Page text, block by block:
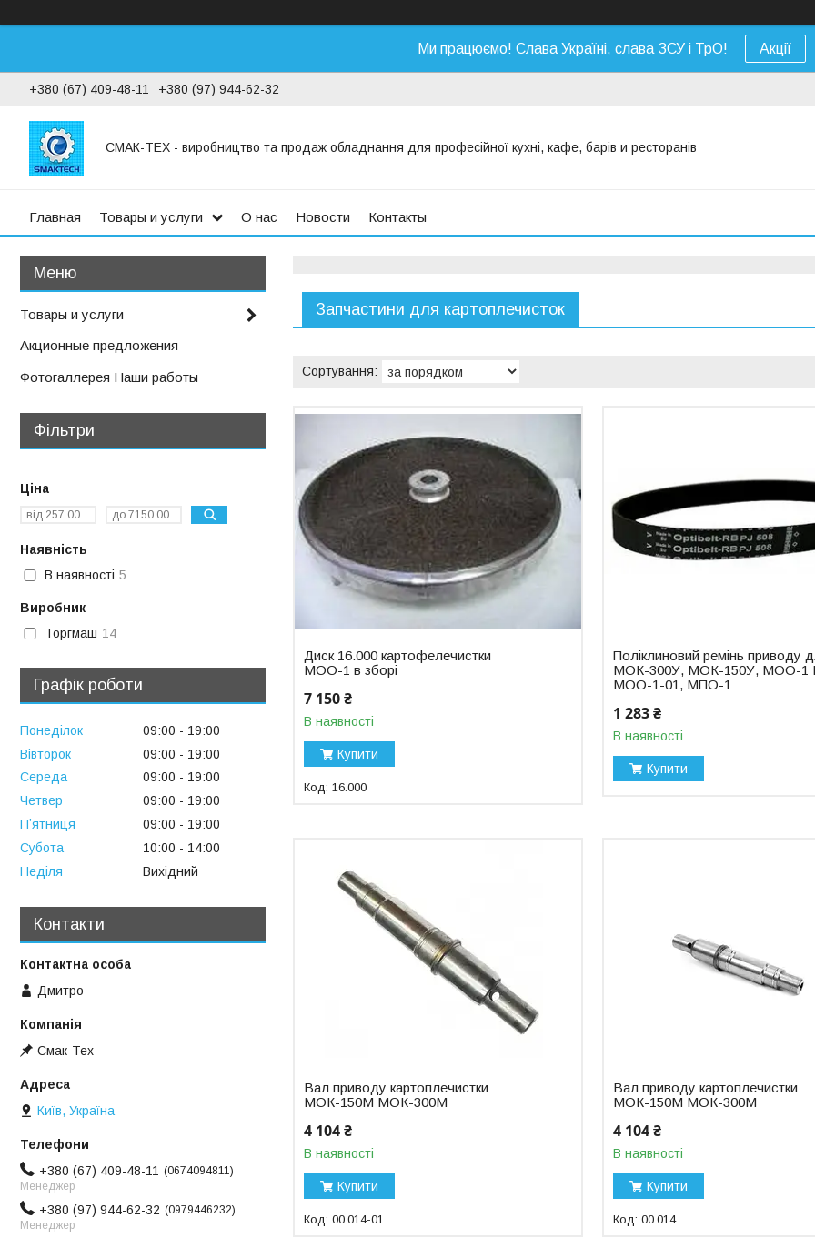
Ми працюємо! Слава Україні, слава ЗСУ і ТрО! Акції
+380 (67) 409-48-11 +380 (97) 944-62-32
СМАК-ТЕХ - виробництво та продаж обладнання для професійної кухні, кафе, барів и ресторанів
Главная Товары и услуги О нас Новости Контакты
Запчастини для картоплечисток
Диск 16.000 картофелечистки
МОО-1 в зборі
7 150 ₴
В наявності
Купити
16.000
Поліклиновий ремінь приводу
МОК-300У, МОК-150У, МОО-1 І
МОО-1-01, МПО-1
1 283 ₴
В наявності
Купити
Вал приводу картоплечистки
МОК-150М МОК-300М
4 104 ₴
В наявності
Купити
00.014-01
Вал приводу картоплечистки
МОК-150М МОК-300М
4 104 ₴
В наявності
Купити
00.014
Товары и услуги
Акционные предложения
Фотогаллерея Наши работы
Фільтри
Ціна
Наявність
В наявності 5
Виробник
Торгмаш 14
Графік роботи
Понеділок 09:00
19:00
Вівторок
09:00
19:00
Середа
09:00
19:00
Четвер
09:00
19:00
Пʼятниця
09:00
19:00
Субота
10:00
14:00
Неділя
Вихідний
Контакти
Дмитро
Смак-Тех
Київ, Україна
+380 (67) 409-48-11
0674094811
Менеджер
+380 (97) 944-62-32
0979446232
Менеджер